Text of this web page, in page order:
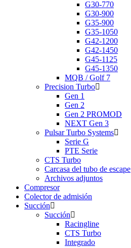
G30-770
G30-900
G35-900
G35-1050
G42-1200
G42-1450
G45-1125
G45-1350
MQB / Golf 7
Precision Turbo
Gen 1
Gen 2
Gen 2 PROMOD
NEXT Gen 3
Pulsar Turbo Systems
Serie G
PTE Serie
CTS Turbo
Carcasa del tubo de escape
Archivos adjuntos
Compresor
Colector de admisión
Succión
Succión
Racingline
CTS Turbo
Integrado